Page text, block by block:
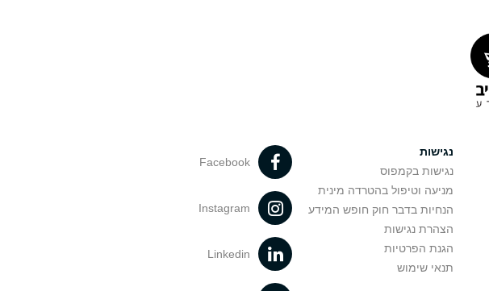
נגישות
נגישות בקמפוס
מניעה וטיפול בהטרדה מינית
הנחיות בדבר חוק חופש המידע
הצהרת נגישות
הגנת הפרטיות
תנאי שימוש
Facebook
Instagram
Linkedin